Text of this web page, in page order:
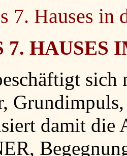
7. Hauses in
7. HAUSES
sich
damit die